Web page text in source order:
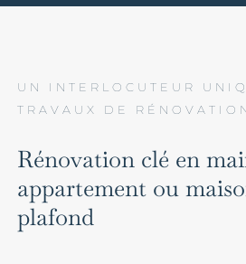
UN INTERLOCUTEUR
TRAVAUX DE
Rénovation clé en
appartement ou
plafond